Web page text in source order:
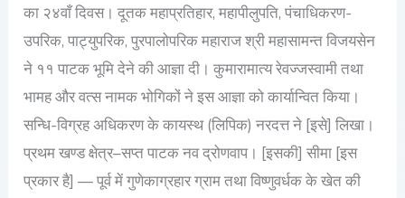
का २४वाँ दिवस। दूतक महाप्रतिहार, महापीलुपति, पंचाधिकरण-
उपरिक, पाट्युपरिक, पुरपालोपरिक महाराज श्री महासामन्त विजयसेन
ने ११ पाटक भूमि देने की आज्ञा दी। कुमारामात्य रेवज्जस्वामी तथा
भामह और वत्स नामक भोगिकों ने इस आज्ञा को कार्यान्वित किया।
सन्धि-विग्रह अधिकरण के कायस्थ (लिपिक) नरदत्त ने [इसे] लिखा।
प्रथम खण्ड क्षेत्र–सप्त पाटक नव द्रोणवाप। [इसकी] सीमा [इस
प्रकार है] — पूर्व में गुणेकाग्रहार ग्राम तथा विष्णुवर्धक के खेत की